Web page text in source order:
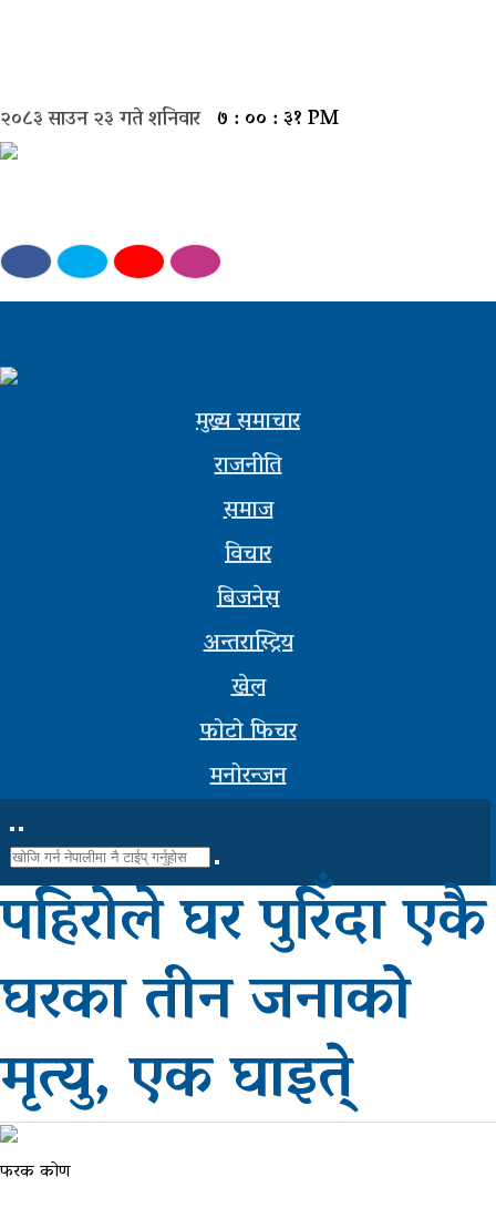
समाचार
विचार
स्वास्थ्य
साहित्य
भिडियो
ग्यालरी
२०८३ साउन २३ गते शनिवार ७ : ०० : ३१ PM
मुख्य समाचार
राजनीति
समाज
विचार
बिजनेस
अन्तरास्ट्रिय
खेल
फोटो फिचर
मनोरन्जन
पहिरोले घर पुरिँदा एकै
घरका तीन जनाको
मृत्यु, एक घाइते्
फरक कोण